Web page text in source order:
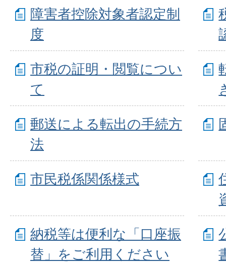
障害者控除対象者認定制
度
市税の証明・閲覧につい
て
郵送による転出の手続方
法
市民税係関係様式
納税等は便利な「口座振
替」をご利用ください